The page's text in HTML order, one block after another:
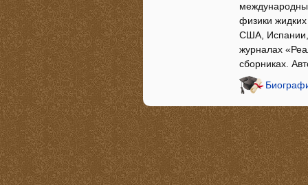
физики
США, Испании,
журналах
сборниках.